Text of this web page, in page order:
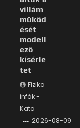
villám
működ
ését
modell
ező
kísérle
tet
Fizika
infók -
Kata
2026-08-09